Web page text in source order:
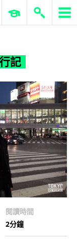
記
ERP 與商業 AI
記
閱讀時間
2分鐘